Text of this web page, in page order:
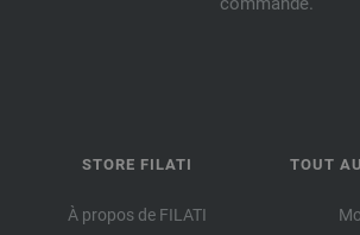
STORE FILATI
À propos de FILATI
TOUT